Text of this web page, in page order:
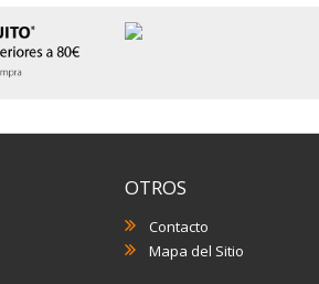
OTROS
Contacto
Mapa del Sitio